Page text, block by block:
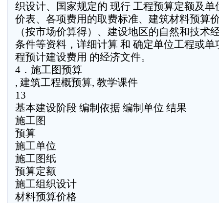
织设计、国家规定的 现行 工程预算定额及单
价表、各项费用的取费标准、建筑材料预算
（按市场价算得）、建设地区的自然和技术
条件等资料，详细计算 和 确定单位工程或单
程预计建设费用 的经济文件。
4．施工图预算
, 建筑工程概预算, 教学课件
13
基本建设阶段 编制依据 编制单位 结果
施工图
预算
施工单位
施工图纸
预算定额
施工组织设计
材料预算价格